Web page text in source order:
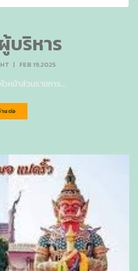
บริหาร
| FEB 19,2025
น้าส่วนราชการ...
านต่อ